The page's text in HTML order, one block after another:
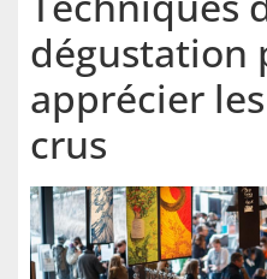
dégustation
apprécier
crus